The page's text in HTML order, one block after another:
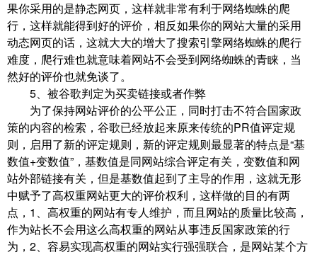
果你采用的是静态网页，这样就非常有利于网络蜘蛛的爬
行，这样就能得到好的评价，相反如果你的网站大量的采用
动态网页的话，这就大大的增大了搜索引擎网络蜘蛛的爬行
难度，爬行难也就意味着网站不会受到网络蜘蛛的青睐，当
然好的评价也就免谈了。
5、被谷歌判定为买卖链接或者作弊
为了保持网站评价的公平公正，同时打击不符合国家政
策的内容的检索，谷歌已经放起来原来传统的PR值评定规
则，启用了新的评定规则，新的评定规则最显著的特点是“基
数值+变数值”，基数值是同网站综合评定有关，变数值和网
站外部链接有关，但是基数值起到了主导的作用，这就无形
中赋予了高权重网站更大的评价权利，这样做的目的有两
点，1、高权重的网站有专人维护，而且网站的质量比较高，
作为站长不会用这么高权重的网站从事违反国家政策的行
为，2、容易实现高权重的网站实行强强联合，是网站某个方